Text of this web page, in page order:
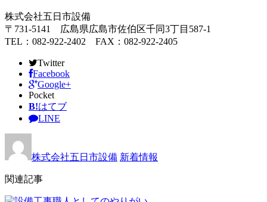
株式会社五日市設備
〒731-5141 広島県広島市佐伯区千同3丁目587-1
TEL：082-922-2402 FAX：082-922-2405
Twitter
Facebook
Google+
Pocket
B!はてブ
LINE
株式会社五日市設備 新着情報
関連記事